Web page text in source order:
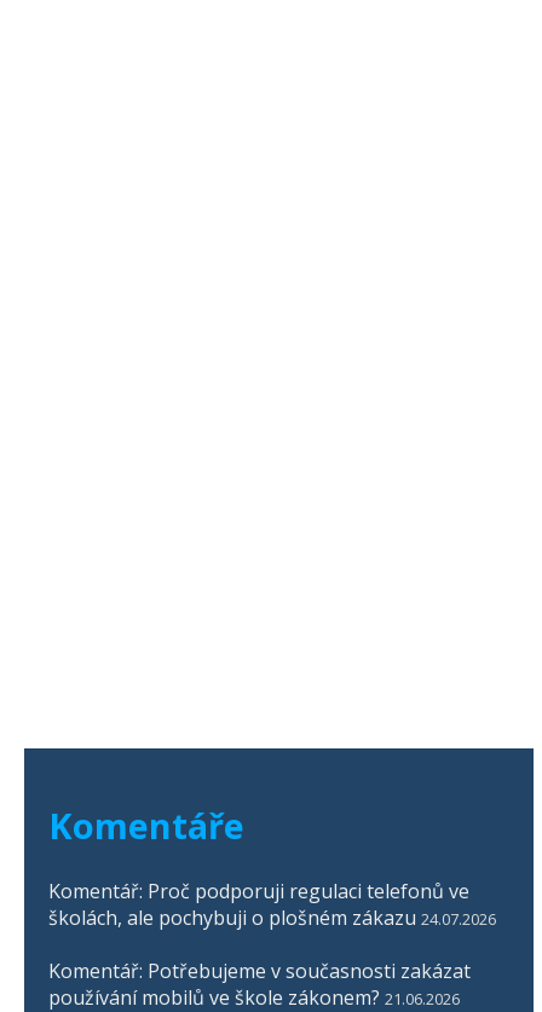
Komentáře
Komentář: Proč podporuji regulaci telefonů ve
školách, ale pochybuji o plošném zákazu 24.07.2026
Komentář: Potřebujeme v současnosti zakázat
používání mobilů ve škole zákonem? 21.06.2026